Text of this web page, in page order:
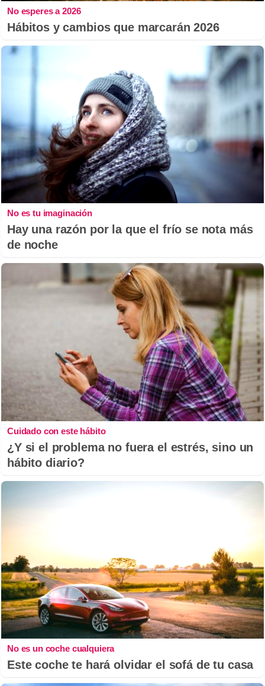
No esperes a 2026
Hábitos y cambios que marcarán 2026
No es tu imaginación
Hay una razón por la que el frío se nota más
de noche
Cuidado con este hábito
¿Y si el problema no fuera el estrés, sino un
hábito diario?
No es un coche cualquiera
Este coche te hará olvidar el sofá de tu casa